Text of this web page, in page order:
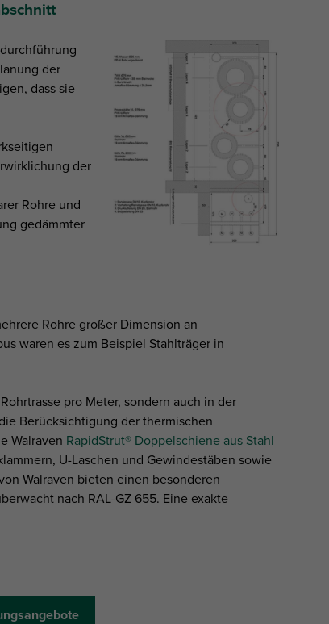
der
dass sie
der
Rohre und
gedämmter
Rohre großer Dimension an
waren es zum Beispiel Stahlträger in
pro Meter, sondern auch in der
Berücksichtigung der thermischen
Walraven RapidStrut® Doppelschiene aus Stahl
U-Laschen und Gewindestäben sowie
Walraven bieten einen besonderen
nach RAL-GZ 655. Eine exakte